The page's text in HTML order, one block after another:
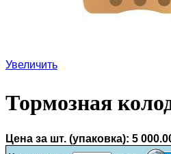
Увеличить
Тормозная
Цена за шт. (упаковка): 5